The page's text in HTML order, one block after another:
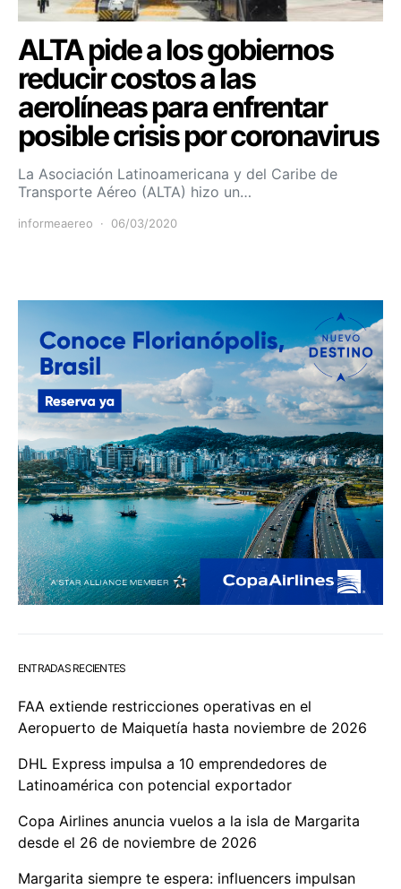
ALTA pide a los gobiernos
reducir costos a las
aerolíneas para enfrentar
posible crisis por coronavirus
La Asociación Latinoamericana y del Caribe de
Transporte Aéreo (ALTA) hizo un…
informeaereo 06/03/2020
ENTRADAS RECIENTES
FAA extiende restricciones operativas en el
Aeropuerto de Maiquetía hasta noviembre de 2026
DHL Express impulsa a 10 emprendedores de
Latinoamérica con potencial exportador
Copa Airlines anuncia vuelos a la isla de Margarita
desde el 26 de noviembre de 2026
Margarita siempre te espera: influencers impulsan